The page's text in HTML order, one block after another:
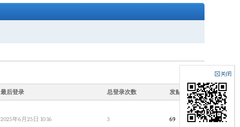
最后登录 总登录次数 发贴数
2025年6月25日 10:16 3 69